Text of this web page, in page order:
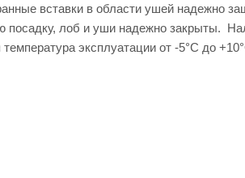
вставки в области ушей надежно
посадку, лоб и уши надежно закрыты.
эксплуатации от -5°С до